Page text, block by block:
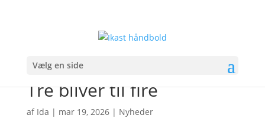
Vælg en side
Tre bliver til fire
af Ida | mar 19, 2026| Nyheder